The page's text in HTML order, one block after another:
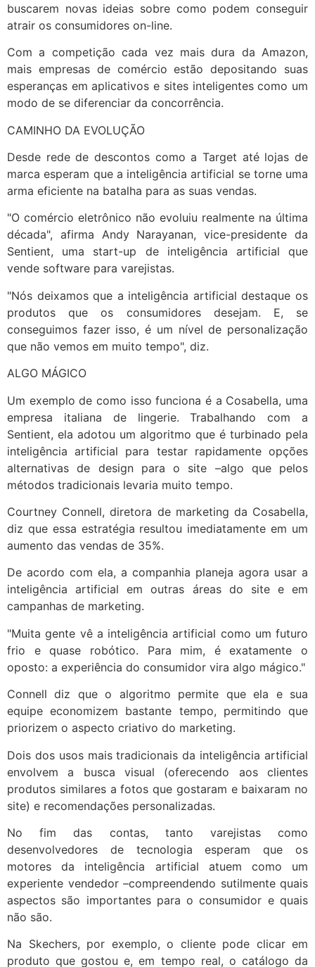
buscarem novas ideias sobre como podem conseguir
atrair os consumidores on-line.
Com a competição cada vez mais dura da Amazon,
mais empresas de comércio estão depositando suas
esperanças em aplicativos e sites inteligentes como um
modo de se diferenciar da concorrência.
CAMINHO DA EVOLUÇÃO
Desde rede de descontos como a Target até lojas de
marca esperam que a inteligência artificial se torne uma
arma eficiente na batalha para as suas vendas.
"O comércio eletrônico não evoluiu realmente na última
década", afirma Andy Narayanan, vice-presidente da
Sentient, uma start-up de inteligência artificial que
vende software para varejistas.
"Nós deixamos que a inteligência artificial destaque os
produtos que os consumidores desejam. E, se
conseguimos fazer isso, é um nível de personalização
que não vemos em muito tempo", diz.
ALGO MÁGICO
Um exemplo de como isso funciona é a Cosabella, uma
empresa italiana de lingerie. Trabalhando com a
Sentient, ela adotou um algoritmo que é turbinado pela
inteligência artificial para testar rapidamente opções
alternativas de design para o site –algo que pelos
métodos tradicionais levaria muito tempo.
Courtney Connell, diretora de marketing da Cosabella,
diz que essa estratégia resultou imediatamente em um
aumento das vendas de 35%.
De acordo com ela, a companhia planeja agora usar a
inteligência artificial em outras áreas do site e em
campanhas de marketing.
"Muita gente vê a inteligência artificial como um futuro
frio e quase robótico. Para mim, é exatamente o
oposto: a experiência do consumidor vira algo mágico."
Connell diz que o algoritmo permite que ela e sua
equipe economizem bastante tempo, permitindo que
priorizem o aspecto criativo do marketing.
Dois dos usos mais tradicionais da inteligência artificial
envolvem a busca visual (oferecendo aos clientes
produtos similares a fotos que gostaram e baixaram no
site) e recomendações personalizadas.
No fim das contas, tanto varejistas como
desenvolvedores de tecnologia esperam que os
motores da inteligência artificial atuem como um
experiente vendedor –compreendendo sutilmente quais
aspectos são importantes para o consumidor e quais
não são.
Na Skechers, por exemplo, o cliente pode clicar em
produto que gostou e, em tempo real, o catálogo da